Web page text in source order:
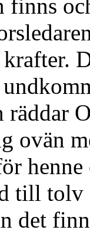
finns
räddar
ovän
till tolv
det